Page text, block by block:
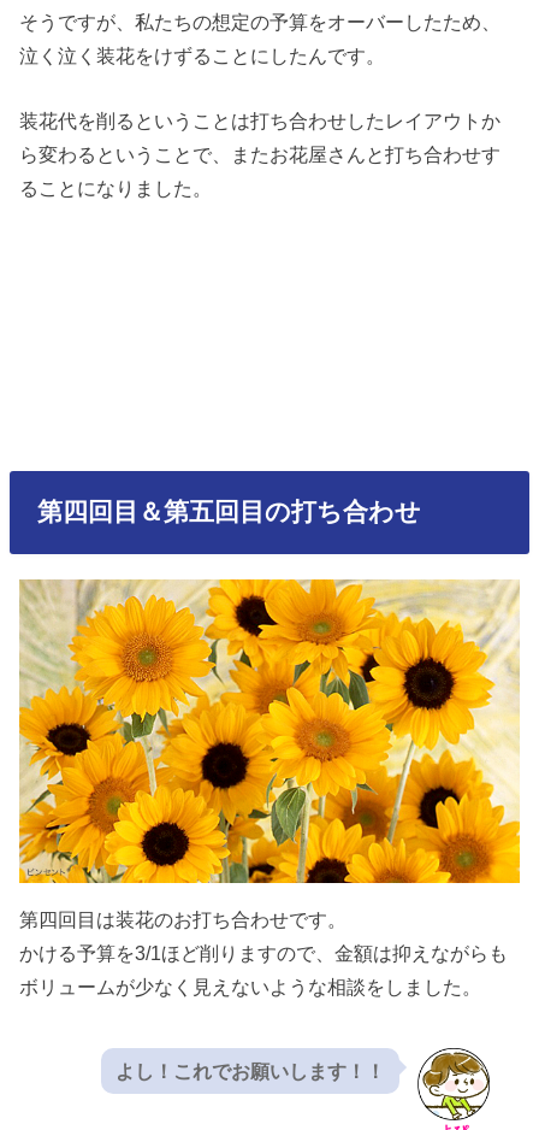
そうですが、私たちの想定の予算をオーバーしたため、
泣く泣く装花をけずることにしたんです。
装花代を削るということは打ち合わせしたレイアウトか
ら変わるということで、またお花屋さんと打ち合わせす
ることになりました。
第四回目＆第五回目の打ち合わせ
第四回目は装花のお打ち合わせです。
かける予算を3/1ほど削りますので、金額は抑えながらも
ボリュームが少なく見えないような相談をしました。
よし！これでお願いします！！